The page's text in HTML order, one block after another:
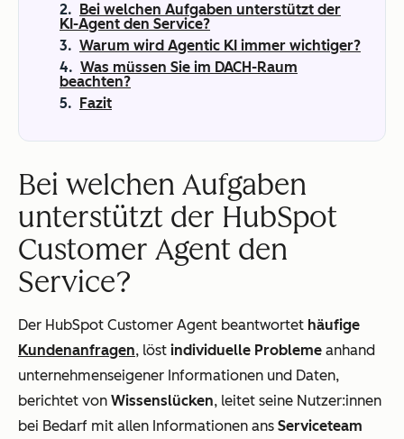
Bei welchen Aufgaben unterstützt der
KI-Agent den Service?
Warum wird Agentic KI immer wichtiger?
Was müssen Sie im DACH-Raum
beachten?
Fazit
Bei welchen Aufgaben
unterstützt der HubSpot
Customer Agent den
Service?
Der HubSpot Customer Agent beantwortet häufige
Kundenanfragen, löst individuelle Probleme anhand
unternehmenseigener Informationen und Daten,
berichtet von Wissenslücken, leitet seine Nutzer:innen
bei Bedarf mit allen Informationen ans Serviceteam